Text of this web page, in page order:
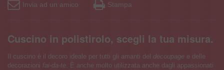
Invia ad un amico Stampa
Cuscino in polistirolo, scegli la tua misura.
Il cuscino è il decoro ideale per tutti gli amanti del decoupage e delle
decorazioni fai-da-te. È anche molto utilizzata anche dagli appassionati